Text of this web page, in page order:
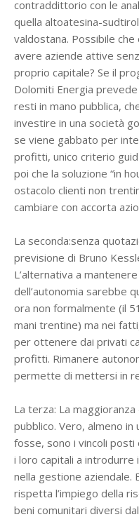
contraddittorio con le
quella altoatesina-
valdostana. Possibile
avere aziende attive
proprio capitale? Se il
Dolomiti Energia
resti in mano pubblica,
investire in una società
se viene gabbato per
profitti, unico criterio
poi che la soluzione “in
ostacolo clienti non
cambiare con accorta
La seconda:senza
previsione di Bruno
L’alternativa a
dell’autonomia sarebbe
ora non formalmente (il
mani trentine) ma nei
per ottenere dai privati
profitti. Rimanere
permette di mettersi in
La terza: La
pubblico. Vero, almeno
fosse, sono i vincoli
i loro capitali a
nella gestione
rispetta l’impiego della
beni comunitari diversi